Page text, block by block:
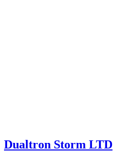
Dualtron Storm LTD